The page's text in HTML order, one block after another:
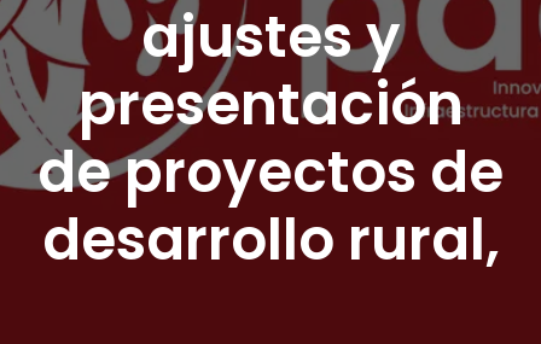
DONA AQUÍ ajustes y
presentación
de proyectos de
desarrollo rural,